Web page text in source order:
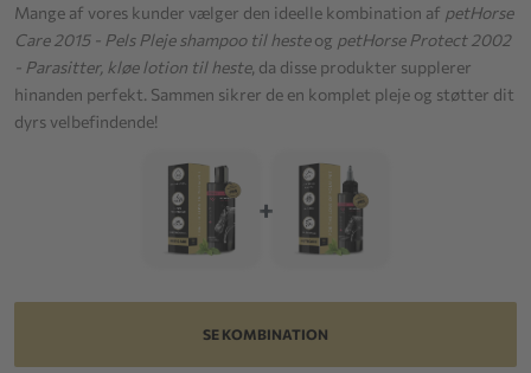
Mange af vores kunder vælger den ideelle kombination af petHorse
Care 2015 - Pels Pleje shampoo til hesteog petHorse Protect 2002
- Parasitter, kløe lotion til heste, da disse produkter supplerer
hinanden perfekt. Sammen sikrer de en komplet pleje og støtter dit
dyrs velbefindende!
+
SE KOMBINATION